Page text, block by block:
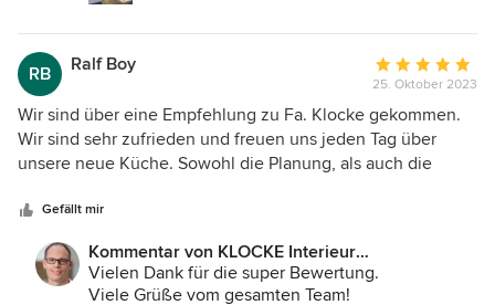
beauftragen.
RB Ralf Boy
Bewertung:
5
von
5
25. Oktober 2023
Wir sind über eine Empfehlung zu Fa. Klocke gekommen.
Wir sind sehr zufrieden und freuen uns jeden Tag über
unsere neue Küche. Sowohl die Planung, als auch die
Klocke auf jeden Fall empfehlen.
Gefällt mir
Kommentar von KLOCKE Interieur
Möbelwerkstätte GmbH:
Vielen Dank für die super Bewertung.
Viele Grüße vom gesamten Team!